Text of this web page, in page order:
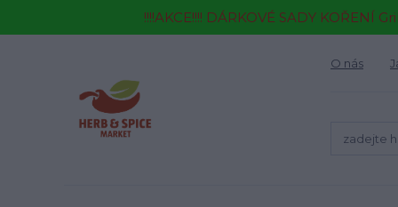
!!!!AKCE!!!! DÁRKOVÉ SADY KOŘENÍ
O nás